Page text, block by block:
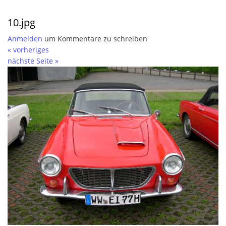
10.jpg
Anmelden um Kommentare zu schreiben
« vorheriges
nächste Seite »